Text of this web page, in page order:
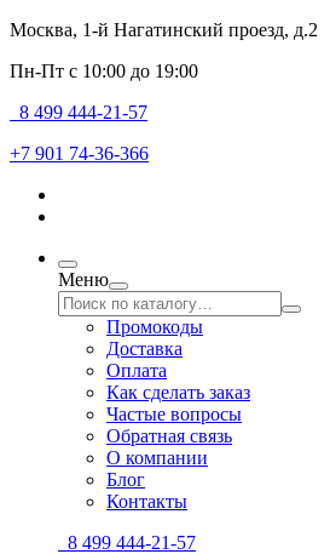
Москва, 1-й Нагатинский проезд, д.2
Пн-Пт с 10:00 до 19:00
8 499 444-21-57
+7 901 74-36-366
Меню
Промокоды
Доставка
Оплата
Как сделать заказ
Частые вопросы
Обратная связь
О компании
Блог
Контакты
8 499 444-21-57